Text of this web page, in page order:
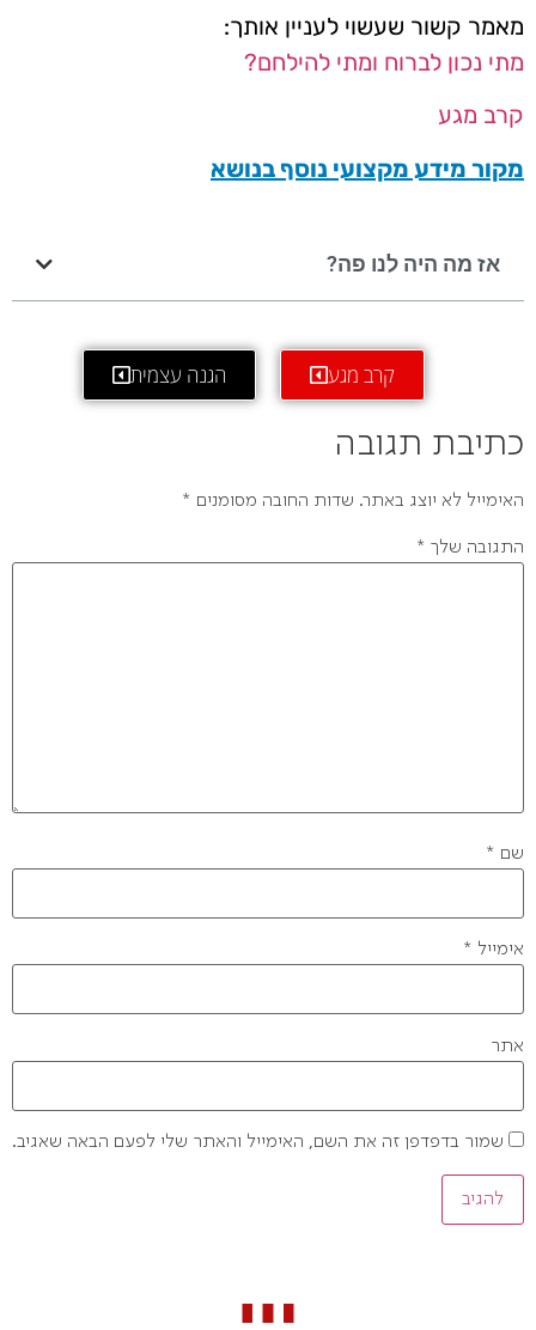
מאמר קשור שעשוי לעניין אותך:
מתי נכון לברוח ומתי להילחם?
קרב מגע
מקור מידע מקצועי נוסף בנושא
אז מה היה לנו פה?
קרב מגע הגנה עצמית
כתיבת תגובה
האימייל לא יוצג באתר. שדות החובה מסומנים *
התגובה שלך *
שם *
אימייל *
אתר
שמור בדפדפן זה את השם, האימייל והאתר שלי לפעם הבאה שאגיב.